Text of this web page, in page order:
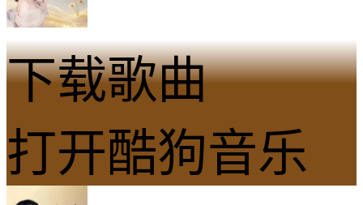
下载歌曲
打开酷狗音乐